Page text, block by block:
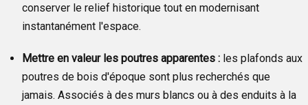
conserver le relief historique tout en modernisant
instantanément l'espace.
Mettre en valeur les poutres apparentes : les plafonds aux
poutres de bois d'époque sont plus recherchés que
jamais. Associés à des murs blancs ou à des enduits à la